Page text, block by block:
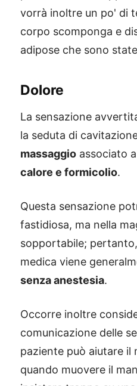
vorrà inoltre un po' di
corpo scomponga e
adipose che sono
Dolore
La sensazione
la seduta di
massaggio associato
calore e formicolio.
Questa sensazione
fastidiosa, ma nella
sopportabile;
medica viene
senza anestesia.
Occorre inoltre
comunicazione delle
paziente può aiutare il
quando muovere il